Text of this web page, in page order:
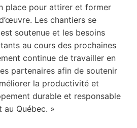
place pour attirer et former
Les chantiers se
soutenue et les besoins
au cours des prochaines
continue de travailler en
partenaires afin de soutenir
la productivité et
durable et responsable
au Québec. »